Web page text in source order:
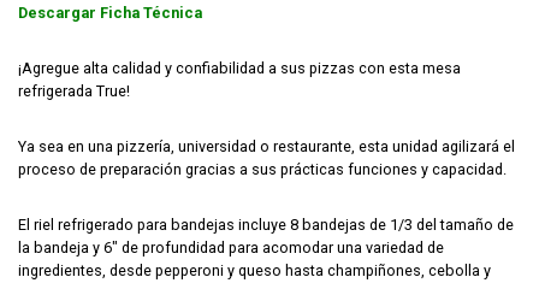
Descargar Ficha Técnica
¡Agregue alta calidad y confiabilidad a sus pizzas con esta mesa
refrigerada True!
Ya sea en una pizzería, universidad o restaurante, esta unidad agilizará el
proceso de preparación gracias a sus prácticas funciones y capacidad.
El riel refrigerado para bandejas incluye 8 bandejas de 1/3 del tamaño de
la bandeja y 6″ de profundidad para acomodar una variedad de
ingredientes, desde pepperoni y queso hasta champiñones, cebolla y